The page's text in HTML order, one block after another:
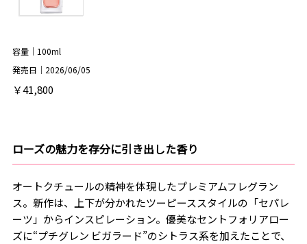
容量｜100ml
発売日｜2026/06/05
￥41,800
ローズの魅力を存分に引き出した香り
オートクチュールの精神を体現したプレミアムフレグラン
ス。新作は、上下が分かれたツーピーススタイルの「セパレ
ーツ」からインスピレーション。優美なセントフォリアロー
ズに“プチグレン ビガラード”のシトラス系を加えたことで、